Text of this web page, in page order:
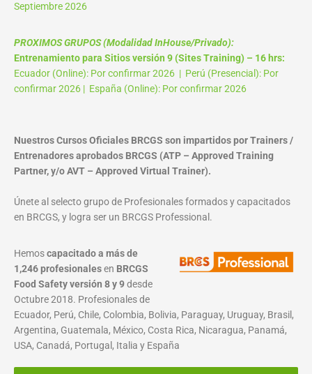
Septiembre 2026
PROXIMOS GRUPOS (Modalidad InHouse/Privado):
Entrenamiento para Sitios versión 9 (Sites Training) – 16 hrs:
Ecuador (Online): Por confirmar 2026 | Perú (Presencial): Por
confirmar 2026 | España (Online): Por confirmar 2026
Nuestros Cursos Oficiales BRCGS son impartidos por Trainers /
Entrenadores aprobados BRCGS (ATP – Approved Training
Partner, y/o AVT – Approved Virtual Trainer).
Únete al selecto grupo de Profesionales formados y capacitados
en BRCGS, y logra ser un BRCGS Professional.
Hemoscapacitado a más de
1,246 profesionalesen BRCGS
Food Safety versión 8 y 9desde
Octubre 2018. Profesionales de
Ecuador, Perú, Chile, Colombia, Bolivia, Paraguay, Uruguay, Brasil,
Argentina, Guatemala, México, Costa Rica, Nicaragua, Panamá,
USA, Canadá, Portugal, Italia y España